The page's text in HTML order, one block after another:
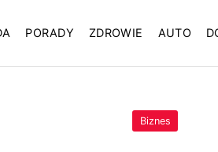
PORADY ZDROWIE AUTO
Biznes